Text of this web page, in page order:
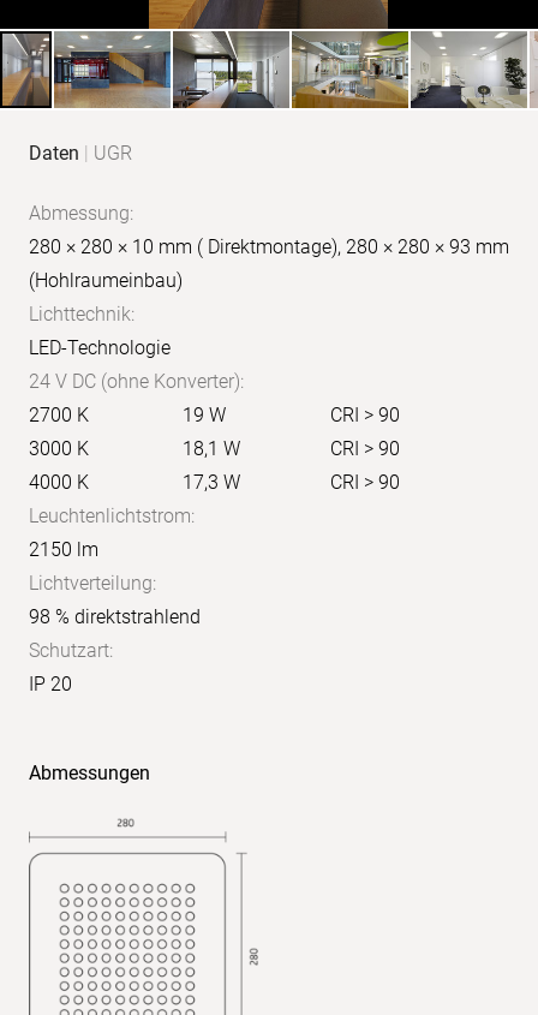
Produkt-
Daten
Daten | UGR
Abmessung:
280 × 280 × 10 mm ( Direktmontage), 280 × 280 × 93 mm
(Hohlraumeinbau)
Lichttechnik:
LED-Technologie
24 V DC (ohne Konverter):
2700 K
19 W
CRI > 90
3000 K
18,1 W
CRI > 90
4000 K
17,3 W
CRI > 90
Leuchtenlichtstrom:
2150 lm
Lichtverteilung:
98 % direktstrahlend
Schutzart:
IP 20
Y:
S:
1,0
+0,2/-0,2
Reflexionsgrade:
70/50/20
UGR
Abmessungen